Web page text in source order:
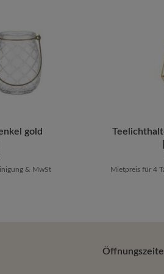
oder benutze die
gold
& MwSt
Produkt
Mietpreis für 4